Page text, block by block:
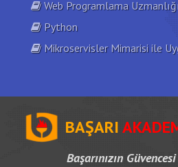
Web Programlama
Python
Mikroservisler Mimarisi ile
BAŞARI
Başarınızın Güvencesi